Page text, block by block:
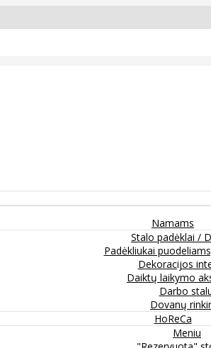
Namams
Stalo padėklai /
Padėkliukai
Dekoracijos
Daiktų laikymo
Darbo
Dovanų
HoReCa
Meniu